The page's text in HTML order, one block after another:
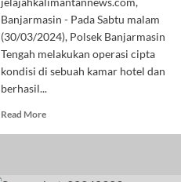
Banjarmasin - Pada Sabtu malam
(30/03/2024), Polsek Banjarmasin
Tengah melakukan operasi cipta
kondisi di sebuah kamar hotel dan
berhasil...
Read MoreRead